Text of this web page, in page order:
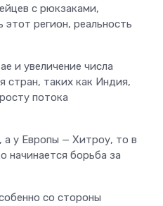
с рюкзаками,
регион, реальность
и увеличение числа
стран, таких как Индия,
потока
у Европы — Хитроу, то в
начинается борьба за
со стороны